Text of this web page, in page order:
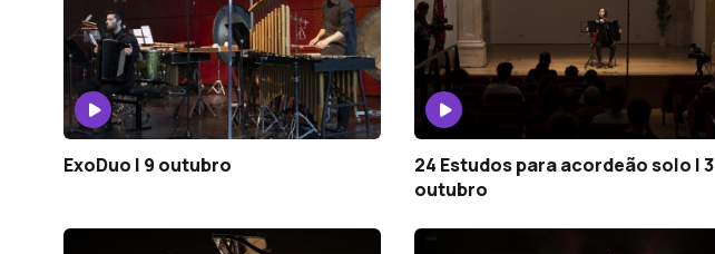
ExoDuo | 9 outubro
24 Estudos para acordeão solo | 3
outubro